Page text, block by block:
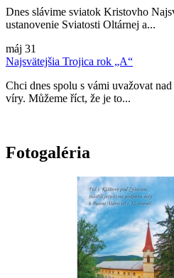
Dnes slávime sviatok Kristovho
ustanovenie Sviatosti Oltárnej a...
máj 31
Najsvätejšia Trojica rok „A“
Chci dnes spolu s vámi uvažovat
víry. Můžeme říct, že je to...
Fotogaléria